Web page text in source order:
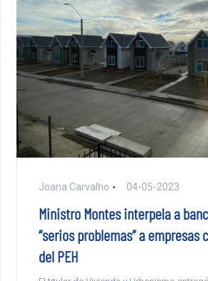
Joana Carvalho 04-05-2023
Ministro Montes interpela a
“serios problemas” a empresas
del PEH